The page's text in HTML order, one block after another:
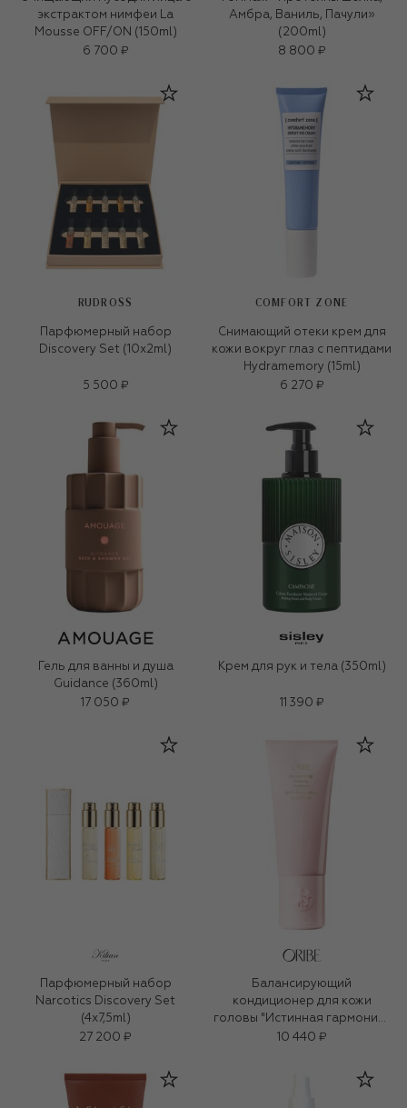
экстрактом нимфеи La
Mousse OFF/ON (150ml)
6 700 ₽
Амбра, Ваниль, Пачули»
(200ml)
8 800 ₽
RUDROSS
Парфюмерный набор
Discovery Set (10x2ml)
5 500 ₽
COMFORT ZONE
Снимающий отеки крем для
кожи вокруг глаз c пептидами
Hydramemory (15ml)
6 270 ₽
Гель для ванны и душа
Guidance (360ml)
17 050 ₽
Крем для рук и тела (350ml)
11 390 ₽
Парфюмерный набор
Narcotics Discovery Set
(4x7,5ml)
27 200 ₽
Балансирующий
кондиционер для кожи
головы "Истинная гармония"
(200ml)
10 440 ₽